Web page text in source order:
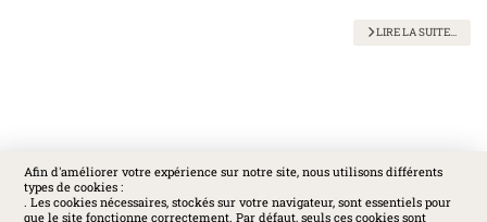
Afin d'améliorer votre expérience sur notre site, nous utilisons différents
types de cookies :
. Les cookies nécessaires, stockés sur votre navigateur, sont essentiels pour
que le site fonctionne correctement. Par défaut, seuls ces cookies sont
LIRE LA SUITE...
SOCIAL